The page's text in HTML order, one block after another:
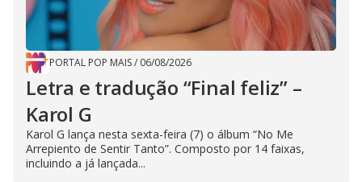
PORTAL POP MAIS/ 06/08/2026
Letra e tradução “Final feliz” –
Karol G
Karol G lança nesta sexta-feira (7) o álbum “No Me
Arrepiento de Sentir Tanto”. Composto por 14 faixas,
incluindo a já lançada...